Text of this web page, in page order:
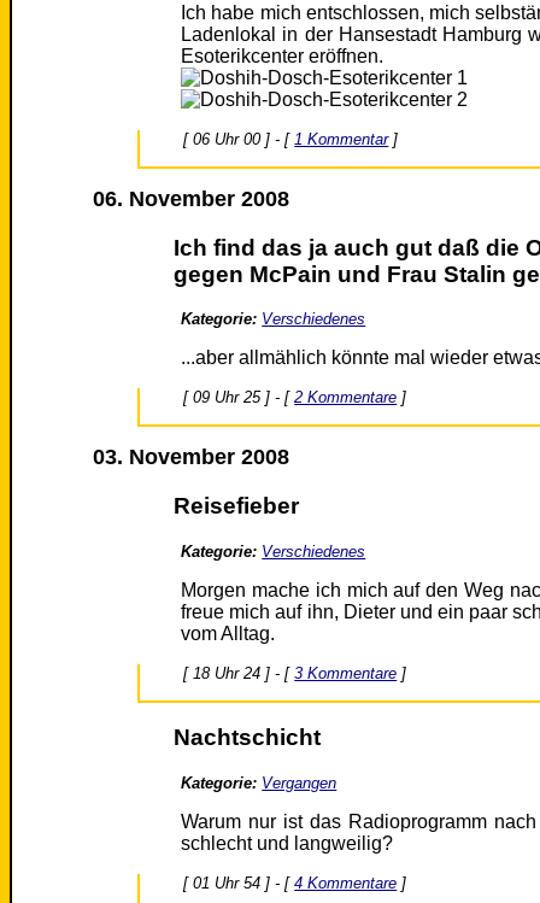
Ich habe mich entschlossen, mich
Ladenlokal in der Hansestadt Hamburg
Esoterikcenter eröffnen.
[ 06 Uhr 00 ] - [ 1 Kommentar]
06. November 2008
Ich find das ja auch gut daß die
gegen McPain und Frau Stalin
Kategorie: Verschiedenes
...aber allmählich könnte mal wieder
[ 09 Uhr 25 ] - [2 Kommentare ]
03. November 2008
Reisefieber
Kategorie: Verschiedenes
Morgen mache ich mich auf den Weg
freue mich auf ihn, Dieter und ein paar
vom Alltag.
[ 18 Uhr 24 ] - [3 Kommentare ]
Nachtschicht
Kategorie: Vergangen
Warum nur ist das Radioprogramm
schlecht und langweilig?
[ 01 Uhr 54 ] - [4 Kommentare ]